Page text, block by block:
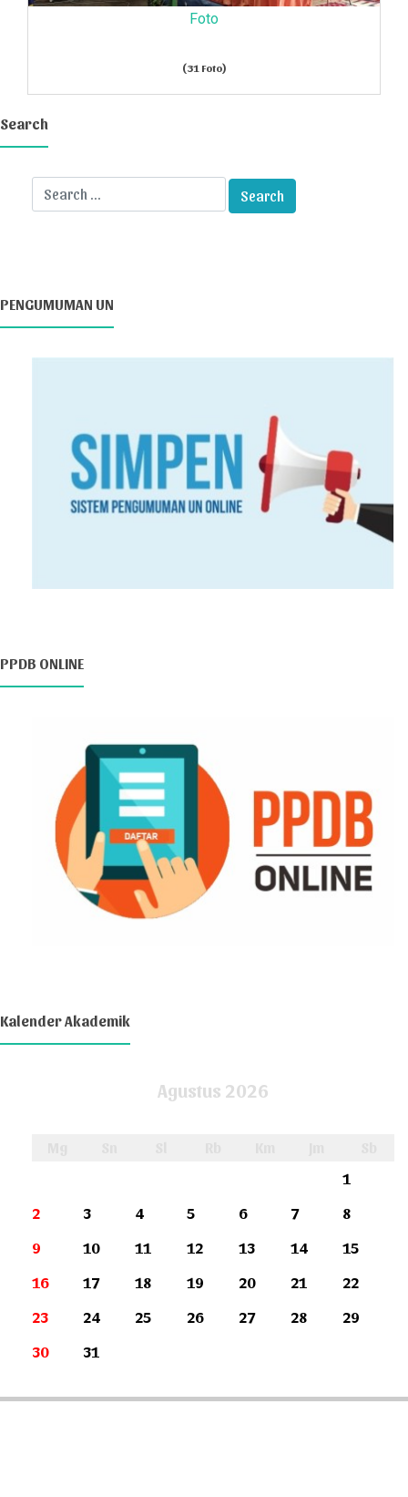
Foto
(31 Foto)
Search
PENGUMUMAN UN
PPDB ONLINE
Kalender Akademik
Agustus 2026
1
2
3 4 5 6 7
8
9
10 11 12 13 14
15
16
17 18 19 20 21
22
23
24 25 26 27 28
29
30
31